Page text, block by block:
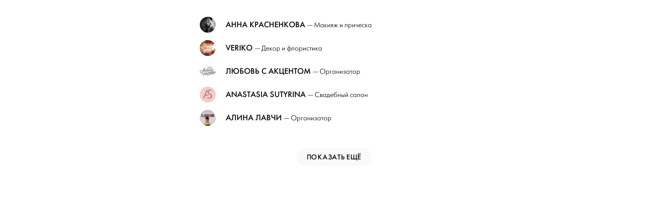
АННА КРАСНЕНКОВА — Макияж и прическа
VERIKO — Декор и флористика
ЛЮБОВЬ С АКЦЕНТОМ — Организатор
ANASTASIA SUTYRINA — Свадебный салон
АЛИНА ЛАВЧИ — Организатор
ПОКАЗАТЬ ЕЩЁ